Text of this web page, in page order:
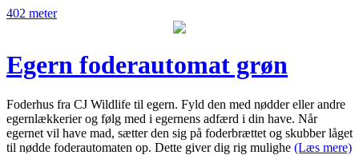
402 meter
Egern foderautomat grøn
Foderhus fra CJ Wildlife til egern. Fyld den med nødder eller andre
egernlækkerier og følg med i egernens adfærd i din have. Når
egernet vil have mad, sætter den sig på foderbrættet og skubber låget
til nødde foderautomaten op. Dette giver dig rig mulighe (Læs mere)